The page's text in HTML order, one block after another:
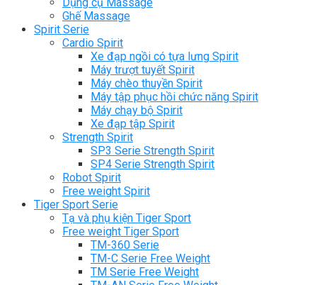
Dụng cụ Massage
Ghế Massage
Spirit Serie
Cardio Spirit
Xe đạp ngồi có tựa lưng Spirit
Máy trượt tuyết Spirit
Máy chèo thuyền Spirit
Máy tập phục hồi chức năng Spirit
Máy chạy bộ Spirit
Xe đạp tập Spirit
Strength Spirit
SP3 Serie Strength Spirit
SP4 Serie Strength Spirit
Robot Spirit
Free weight Spirit
Tiger Sport Serie
Tạ và phụ kiện Tiger Sport
Free weight Tiger Sport
TM-360 Serie
TM-C Serie Free Weight
TM Serie Free Weight